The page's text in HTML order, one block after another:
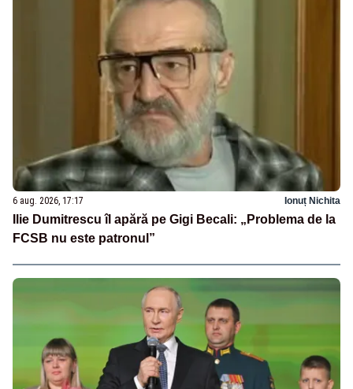
6 aug. 2026, 17:17 Ionuț Nichita
Ilie Dumitrescu îl apără pe Gigi Becali: „Problema de la
FCSB nu este patronul”